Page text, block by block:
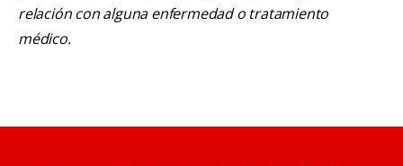
relación con alguna enfermedad o tratamiento
médico.